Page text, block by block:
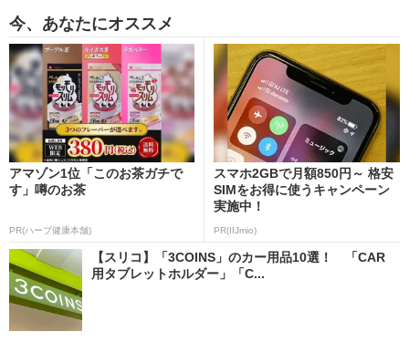
今、あなたにオススメ
アマゾン1位「このお茶ガチで
す」噂のお茶
PR(ハーブ健康本舗)
スマホ2GBで月額850円～ 格安
SIMをお得に使うキャンペーン
実施中！
PR(IIJmio)
【スリコ】「3COINS」のカー用品10選！ 「CAR
用タブレットホルダー」「C...